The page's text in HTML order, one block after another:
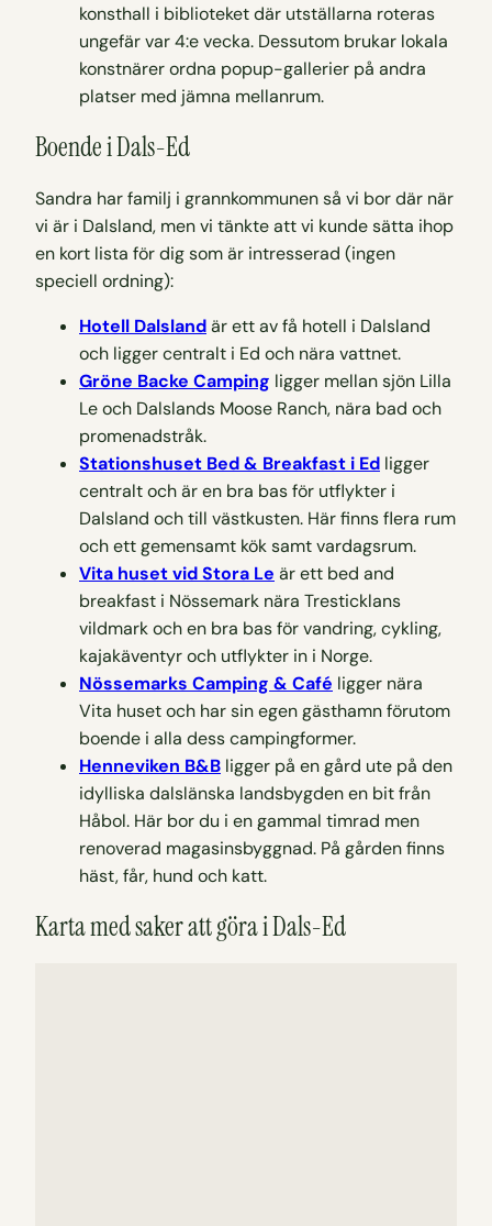
konsthall i biblioteket där utställarna roteras
ungefär var 4:e vecka. Dessutom brukar lokala
konstnärer ordna popup-gallerier på andra
platser med jämna mellanrum.
Boende i Dals-Ed
Sandra har familj i grannkommunen så vi bor där när
vi är i Dalsland, men vi tänkte att vi kunde sätta ihop
en kort lista för dig som är intresserad (ingen
speciell ordning):
Hotell Dalslandär ett av få hotell i Dalsland
och ligger centralt i Ed och nära vattnet.
Gröne Backe Camping ligger mellan sjön Lilla
Le och Dalslands Moose Ranch, nära bad och
promenadstråk.
Stationshuset Bed & Breakfast i Ed ligger
centralt och är en bra bas för utflykter i
Dalsland och till västkusten. Här finns flera rum
och ett gemensamt kök samt vardagsrum.
Vita huset vid Stora Le är ett bed and
breakfast i Nössemark nära Tresticklans
vildmark och en bra bas för vandring, cykling,
kajakäventyr och utflykter in i Norge.
Nössemarks Camping & Café ligger nära
Vita huset och har sin egen gästhamn förutom
boende i alla dess campingformer.
Henneviken B&B ligger på en gård ute på den
idylliska dalslänska landsbygden en bit från
Håbol. Här bor du i en gammal timrad men
renoverad magasinsbyggnad. På gården finns
häst, får, hund och katt.
Karta med saker att göra i Dals-Ed